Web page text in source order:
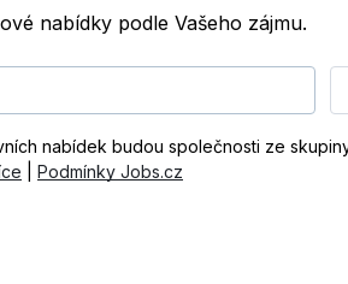
nabídky podle Vašeho zájmu.
nabídek budou společnosti ze
Podmínky Jobs.cz